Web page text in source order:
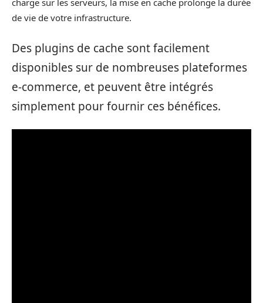
charge sur les serveurs, la mise en cache prolonge la durée
de vie de votre infrastructure.
Des plugins de cache sont facilement
disponibles sur de nombreuses plateformes
e-commerce, et peuvent être intégrés
simplement pour fournir ces bénéfices.